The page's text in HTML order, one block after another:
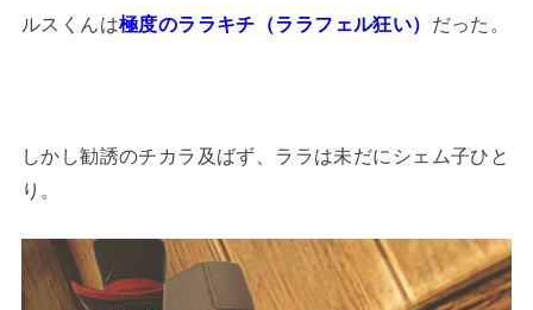
ルスくんは極度のララキチ（ララフェル狂い） だった。
しかし勧誘のチカラ及ばず、ララは未だにシェム子ひと
り。